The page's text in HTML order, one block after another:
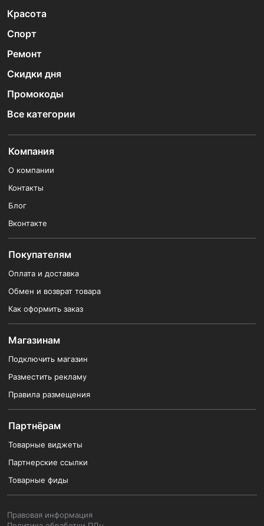
Красота
Спорт
Ремонт
Скидки дня
Промокоды
Все категории
Компания
О компании
Контакты
Блог
Вконтакте
Покупателям
Оплата и доставка
Обмен и возврат товара
Как оформить заказ
Магазинам
Подключить магазин
Разместить рекламу
Правила размещения
Партнёрам
Товарные виджеты
Партнерские ссылки
Товарные фиды
Правовая информация